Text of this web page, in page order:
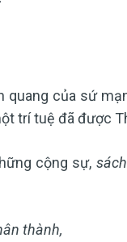
của sứ
trí tuệ đã được
cộng sự,
thành,